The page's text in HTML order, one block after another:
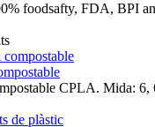
foodsafty, FDA, BPI
CPLA. Mida: 6,